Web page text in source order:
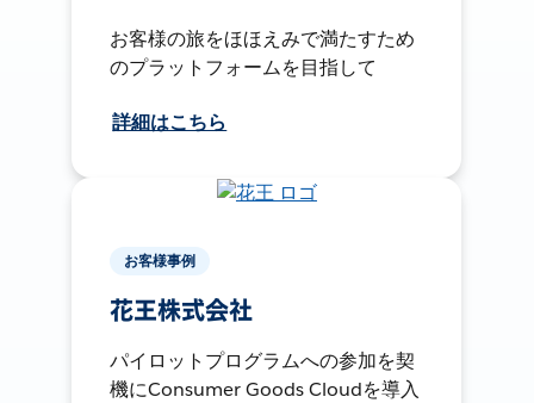
お客様の旅をほほえみで満たすため
のプラットフォームを目指して
詳細はこちら
お客様事例
花王株式会社
パイロットプログラムへの参加を契
機にConsumer Goods Cloudを導入